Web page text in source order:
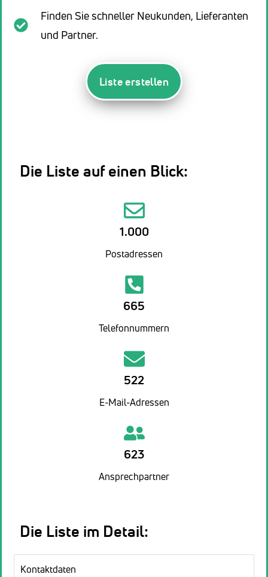
Finden Sie schneller Neukunden, Lieferanten
und Partner.
Liste erstellen
Die Liste auf einen Blick:
1.000
Postadressen
665
Telefonnummern
522
E-Mail-Adressen
623
Ansprechpartner
Die Liste im Detail:
Kontaktdaten